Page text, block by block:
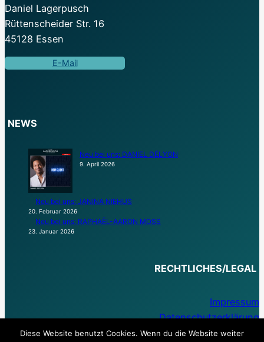
Daniel Lagerpusch
Rüttenscheider Str. 16
45128 Essen
E-Mail
NEWS
Neu bei uns: DANIEL DÉLYON
9. April 2026
Neu bei uns: JANINA NIEHUS
20. Februar 2026
Neu bei uns: RAPHAËL-AARON MOSS
23. Januar 2026
RECHTLICHES/LEGAL
Impressum
Datenschutzerklärung
Diese Website benutzt Cookies. Wenn du die Website weiter